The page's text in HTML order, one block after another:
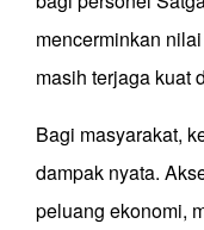
mencerminkan
masih terjaga kuat
Bagi masyarakat,
dampak nyata.
peluang ekonomi,